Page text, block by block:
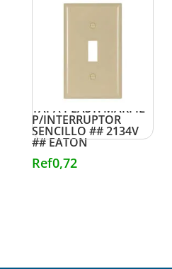
TAPA PLAST. MARFIL
P/INTERRUPTOR
SENCILLO ## 2134V
## EATON
Ref0,72